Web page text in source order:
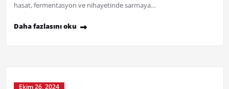
hasat, fermentasyon ve nihayetinde sarmaya…
Daha fazlasını oku
Ekim 26, 2024